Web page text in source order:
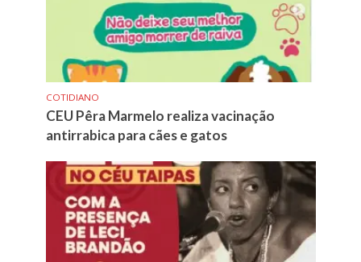
COTIDIANO
CEU Pêra Marmelo realiza vacinação
antirrabica para cães e gatos